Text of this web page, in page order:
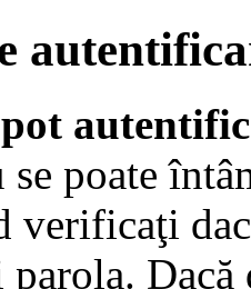
se poate
verificaţi
Dacă